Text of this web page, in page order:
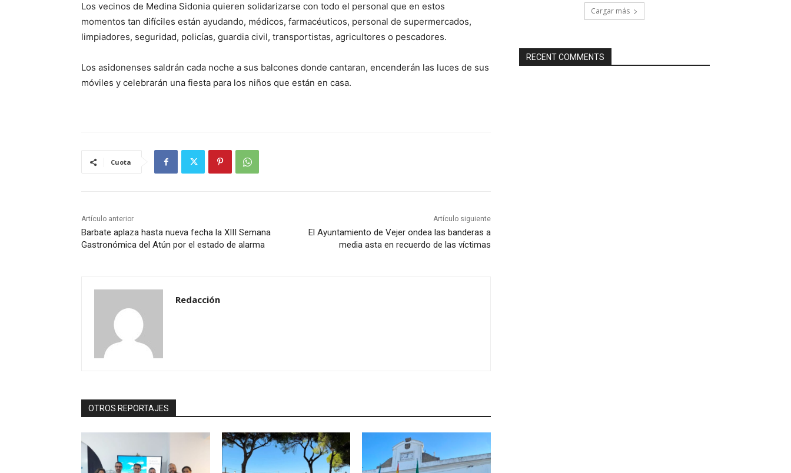
Los vecinos de Medina Sidonia quieren solidarizarse con todo el personal que en estos
momentos tan difíciles están ayudando, médicos, farmacéuticos, personal de supermercados,
limpiadores, seguridad, policías, guardia civil, transportistas, agricultores o pescadores.
Los asidonenses saldrán cada noche a sus balcones donde cantaran, encenderán las luces de sus
móviles y celebrarán una fiesta para los niños que están en casa.
Cuota
Artículo anterior
Barbate aplaza hasta nueva fecha la XIII Semana
Gastronómica del Atún por el estado de alarma
Artículo siguiente
El Ayuntamiento de Vejer ondea las banderas a
media asta en recuerdo de las víctimas
Redacción
OTROS REPORTAJES
Cargar más
RECENT COMMENTS